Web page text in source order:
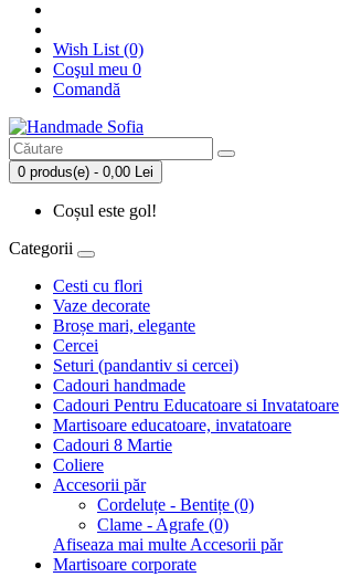
Wish List (0)
Coşul meu 0
Comandă
0 produs(e) - 0,00 Lei
Coșul este gol!
Categorii
Cesti cu flori
Vaze decorate
Broșe mari, elegante
Cercei
Seturi (pandantiv si cercei)
Cadouri handmade
Cadouri Pentru Educatoare si Invatatoare
Martisoare educatoare, invatatoare
Cadouri 8 Martie
Coliere
Accesorii păr
Cordeluțe - Bentițe (0)
Clame - Agrafe (0)
Afiseaza mai multe Accesorii păr
Martisoare corporate